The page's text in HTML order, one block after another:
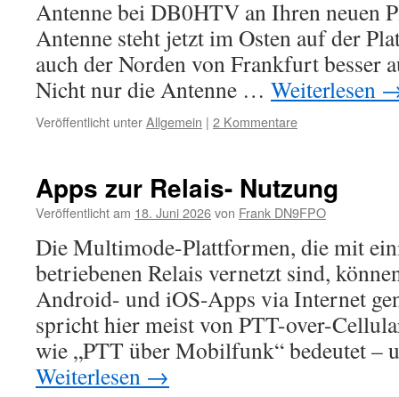
Antenne bei DB0HTV an Ihren neuen
Antenne steht jetzt im Osten auf der
auch der Norden von Frankfurt besser
Nicht nur die Antenne … Weiterlesen
Veröffentlicht unterAllgemein | 2 Kommentare
Apps zur Relais- Nutzung
Veröffentlicht am 18. Juni 2026von Frank DN9FPO
Die Multimode-Plattformen, die mit
betriebenen Relais vernetzt sind,
Android- und iOS-Apps via Internet
spricht hier meist von PTT-over-
wie „PTT über Mobilfunk“ bedeutet
Weiterlesen →